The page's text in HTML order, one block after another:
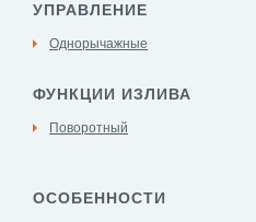
УПРАВЛЕНИЕ
Однорычажные
ФУНКЦИИ ИЗЛИВА
Поворотный
ОСОБЕННОСТИ